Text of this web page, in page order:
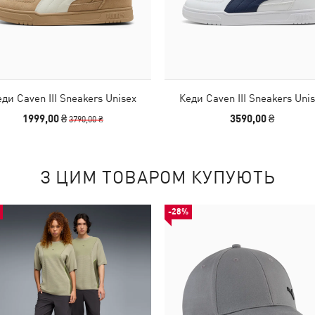
Caven III Sneakers Unisex
1999,00 ₴3790,00 ₴
Кеди Caven III Sneakers
3590,00 ₴
З ЦИМ ТОВАРОМ КУПУЮТЬ
-28%